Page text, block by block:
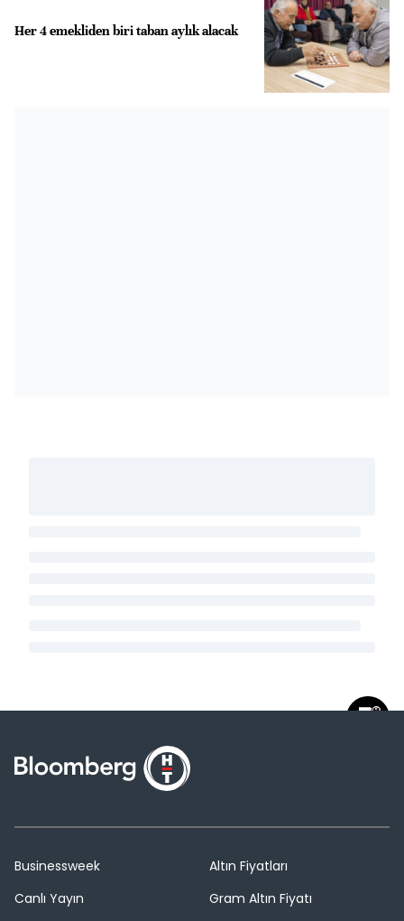
Her 4 emekliden biri taban aylık alacak
Businessweek
Canlı Yayın
Altın Fiyatları
Gram Altın Fiyatı